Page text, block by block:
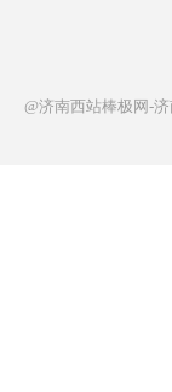
@济南西站棒极网-